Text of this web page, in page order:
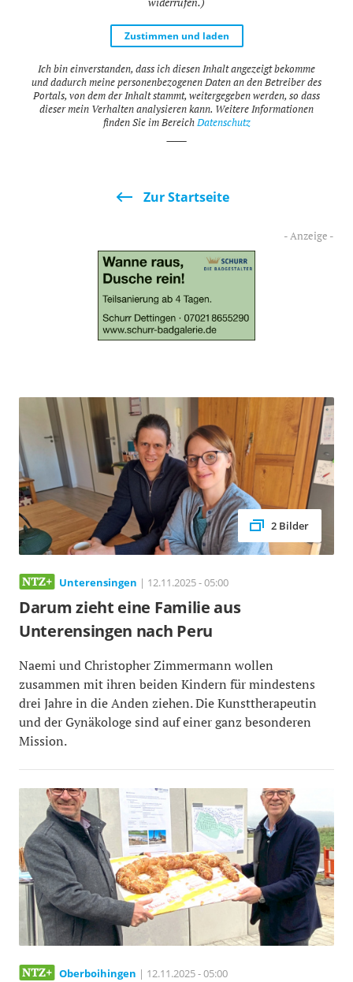
Zustimmen und laden
Ich bin einverstanden, dass ich diesen Inhalt angezeigt bekomme
und dadurch meine personenbezogenen Daten an den Betreiber des
Portals, von dem der Inhalt stammt, weitergegeben werden, so dass
dieser mein Verhalten analysieren kann. Weitere Informationen
finden Sie im BereichDatenschutz
Zur Startseite
2 Bilder
Unterensingen | 12.11.2025 - 05:00
Darum zieht eine Familie aus
Unterensingen nach Peru
Naemi und Christopher Zimmermann wollen
zusammen mit ihren beiden Kindern für mindestens
drei Jahre in die Anden ziehen. Die Kunsttherapeutin
und der Gynäkologe sind auf einer ganz besonderen
Mission.
Oberboihingen | 12.11.2025 - 05:00